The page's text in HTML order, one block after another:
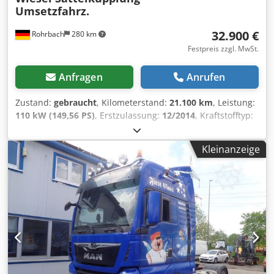
Rohrbach 280 km
Umsetzfahrz.
32.900 €
Festpreis zzgl. MwSt.
Anfragen Anrufen
Zustand: gebraucht, Kilometerstand: 21.100 km, Leistung:
110 kW (149,56 PS), Erstzulassung: 12/2014, Kraftstofftyp:
8.600 kg, maximales Ladegewicht:
9.400 kg, Gesamtgewicht:18.000 kg, Kraftstoff:Diesel,
Farbe:Gelb, Fahrerkabine:Sonstige
, Getriebetyp:
Automatisch , Emissionsklasse:Euro3, Federung: Sonstige
Anzahl der Sitzplätze:2, Gesamtlänge:9.300 mm
, Betriebsstunden:21.100 h, Bauhöhe:2.900 mm
Ausstattung:ABS, 144688 km 21100 Betriebsstunden
Ankauf oder Inzahlungnahme von: - Transportern -
Staplern - Nutzfahrzeugen - Spezialfahrzeugen - Fuhrparks
Cjdpfx Akozrp R Tj Teha Sehr große Auswahl an Iveco Daily,
Volkswagen Caddy und Volkswagen T5 der Deutschen Post.
Sonstiges: - Verschiedene Verlademöglichkeiten -
Kleinanzeige